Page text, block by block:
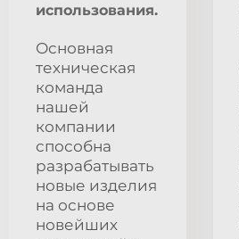
использования.
Основная
техническая
команда
нашей
компании
способна
разрабатывать
новые изделия
на основе
новейших